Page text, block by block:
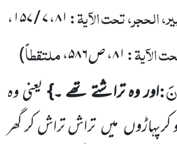
الحجر، تحت الآیۃ: ۸۱، ۷ / ۱۵۷،
الآیۃ: ۸۱، ص۵۸۶، ملتقطاً)
:اور وہ تراشتے تھے ۔}یعنی وہ
میںتراش تراش کر گھر